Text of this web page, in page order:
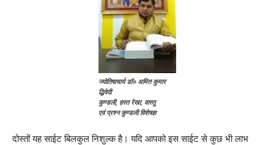
ज्योतिषाचार्य डॉ० अमित कुमार
द्धिवेदी
कुण्डली, हस्त रेखा, वास्तु
एवं प्रश्न कुण्डली विशेषज्ञ
दोस्तों यह साईट बिलकुल निशुल्क है। यदि आपको इस साईट से कुछ भी लाभ